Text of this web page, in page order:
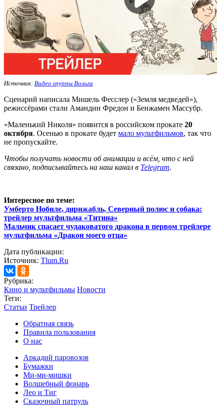
Источник: Видео группы Вольга
Сценарий написала Мишель Фесслер («Земля медведей»),
режиссёрами стали Амандин Фредон и Бенжамен Массубр.
«Маленький Николя» появится в российском прокате 20
октября. Осенью в прокате будет мало мультфильмов, так что
не пропускайте.
Чтобы получать новости об анимации и всём, что с ней
связано, подписывайтесь на наш канал в Telegram.
Интересное по теме:
Умберто Нобиле, дирижабль, Северный полюс и собака:
трейлер мультфильма «Титина»
Мальчик спасает чудаковатого дракона в первом трейлере
мультфильма «Дракон моего отца»
Дата публикации:
Источник: Tlum.Ru
Рубрика:
Кино и мультфильмы Новости
Теги:
Статьи Трейлер
Обратная связь
Правила пользования
О нас
Аркадий паровозов
Бумажки
Ми-ми-мишки
Волшебный фонарь
Лео и Тиг
Сказочный патруль